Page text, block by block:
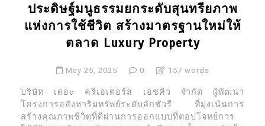
ประดิษฐ์มนูธรรมยกระดับสุนทรียภาพ
แห่งการใช้ชีวิต สร้างมาตรฐานใหม่ให้
ตลาด Luxury Property
May 25, 2025 0 157 words
บริษัท เดอะ ครีเอเตอร์ส เอชคิว จำกัด ผู้พัฒนา
โครงการอสังหาริมทรัพย์ระดับลักชัวรี ที่มุ่งเน้นการ
สร้างคุณภาพชีวิตที่ดีผ่านการออกแบบที่ตอบโจทย์การ